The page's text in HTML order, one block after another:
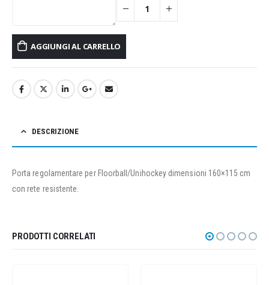
AGGIUNGI AL CARRELLO
DESCRIZIONE
Porta regolamentare per Floorball/Unihockey dimensioni 160×115 cm
con rete resistente.
PRODOTTI CORRELATI